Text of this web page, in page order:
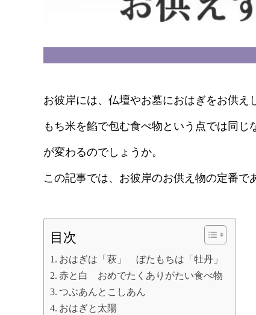
お彼岸には、仏壇やお墓におはぎをお供
もち米を餡で包む食べ物という点では同
が変わるのでしょうか。
この記事では、お彼岸のお供え物の定番で
目次
おはぎは「萩」 ぼたもちは「牡丹」
赤と白 おめでたくありがたい食べ物
つぶあんとこしあん
おはぎと太陽